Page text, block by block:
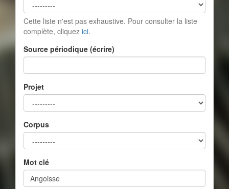
Cette liste n'est pas exhaustive. Pour consulter la liste
complète, cliquez ici.
Source périodique (écrire)
Projet
Corpus
Mot clé